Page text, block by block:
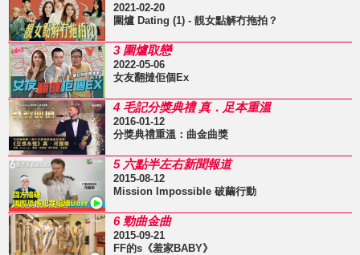
2021-02-20
圍爐 Dating (1) - 靚女點解冇拖拍？
3 圍爐取戀
2022-05-06
女友翻撻佢個Ex
4 毛記分獎典禮 真．足本重溫
2016-01-12
分獎典禮重溫：曲金曲獎
5 六點半左右新聞報道
2015-08-12
Mission Impossible 破繭行動
6 勁曲金曲
2015-09-21
FF的s《羞家BABY》